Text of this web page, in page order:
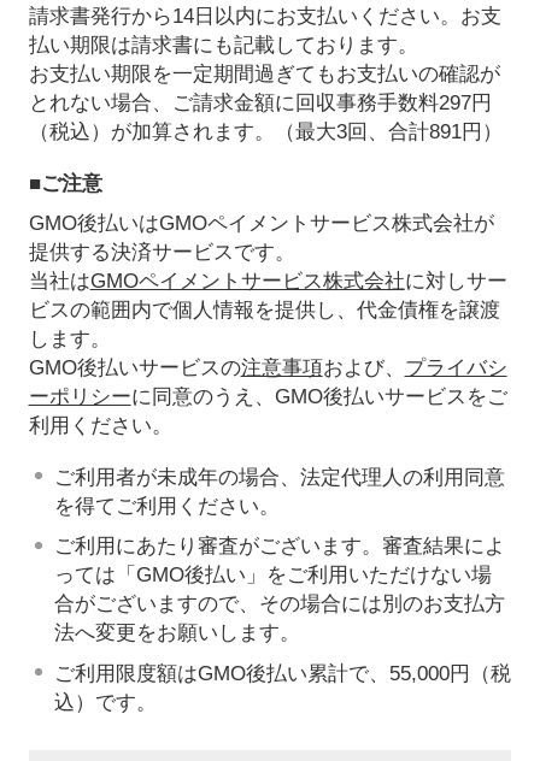
請求書発行から14日以内にお支払いください。お支
払い期限は請求書にも記載しております。
お支払い期限を一定期間過ぎてもお支払いの確認が
とれない場合、ご請求金額に回収事務手数料297円
（税込）が加算されます。（最大3回、合計891円）
■ご注意
GMO後払いはGMOペイメントサービス株式会社が
提供する決済サービスです。
当社はGMOペイメントサービス株式会社に対しサー
ビスの範囲内で個人情報を提供し、代金債権を譲渡
します。
GMO後払いサービスの注意事項および、 プライバシ
ーポリシーに同意のうえ、GMO後払いサービスをご
利用ください。
ご利用者が未成年の場合、法定代理人の利用同意
を得てご利用ください。
ご利用にあたり審査がございます。審査結果によ
っては「GMO後払い」をご利用いただけない場
合がございますので、その場合には別のお支払方
法へ変更をお願いします。
ご利用限度額はGMO後払い累計で、55,000円（税
込）です。